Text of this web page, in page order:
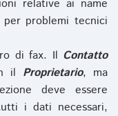
relative ai name
problemi tecnici
di fax. Il Contatto
il Proprietario, ma
deve essere
i dati necessari,